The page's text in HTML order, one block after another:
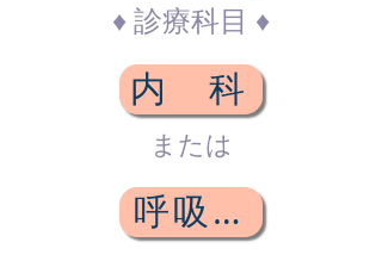
♦ 診療科目 ♦
内 科
または
呼吸器科